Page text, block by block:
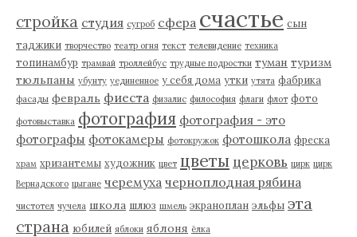
стройка студия сугроб сфера счастье сын
таджики творчество театр огня текст телевидение техника
топинамбур трамвай троллейбус трудные подростки туман туризм
тюльпаны убунту уединенное у себя дома утки утята фабрика
фасады февраль фиеста физалис философия флаги флот фото
фотовыставка фотография фотография - это
фотографы фотокамеры фотокружок фотошкола фреска
храм хризантемы художник цвет цветы церковь цирк цирк
Вернадского цыгане черемуха черноплодная рябина
чистотел чучела школа шлюз шмель экраноплан эльфы эта
страна юбилей яблоки яблоня ёлка